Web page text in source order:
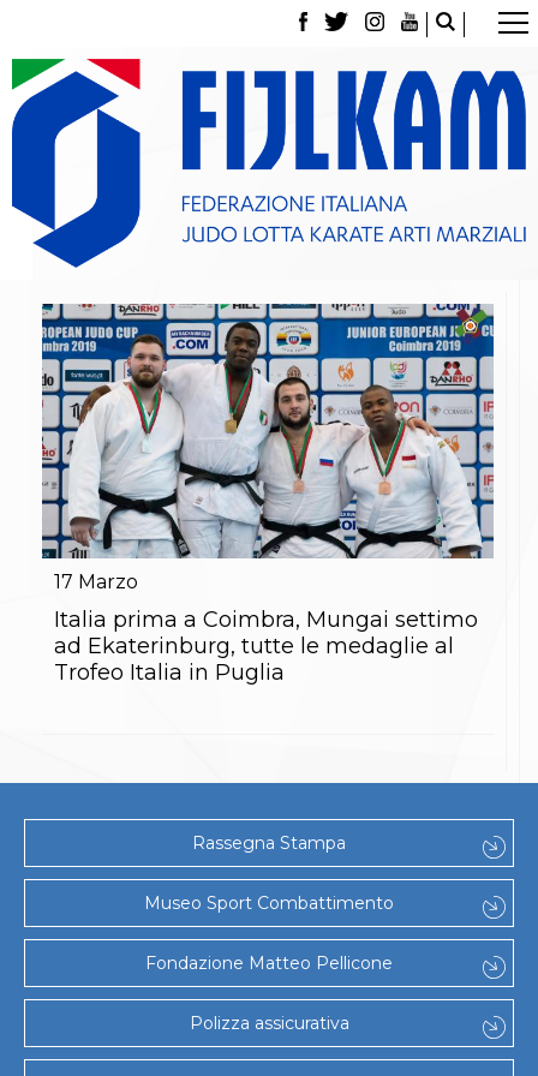
La Federazione
Tesseramento
Contatti
Norme e modulistica Affiliazioni e Tesseramenti
Classifica Società Sportive con più di 100 atleti
tesserati
Gare e Risultati
Archivio eventi
Dove siamo
Media
Partners
Trasparenza
Judo
La disciplina
News
Attività Didattica
Gare e Risultati
Albi Federali
Lotta
La disciplina
News
Gare e Risultati
La disciplina
Gare e Risultati
Attività Didattica
Albi Federali
Arti marziali
Aikido
Ju Jitsu
Sumo
Capoeira
Grappling
BJJ
Pancrazio/Pankration
17 Marzo
Italia prima a Coimbra, Mungai settimo
ad Ekaterinburg, tutte le medaglie al
Trofeo Italia in Puglia
Rassegna Stampa
Museo Sport Combattimento
Fondazione Matteo Pellicone
Polizza assicurativa